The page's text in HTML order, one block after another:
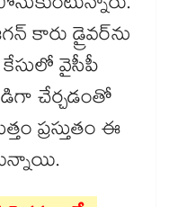
కారు డ్రైవర్⁬ను
వైసీపీ
చేర్చడంతో
ప్రస్తుతం ఈ